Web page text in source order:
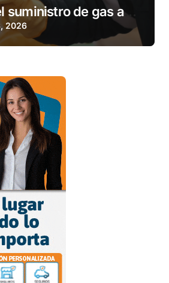
suministro de gas a
Tolhuin
2026